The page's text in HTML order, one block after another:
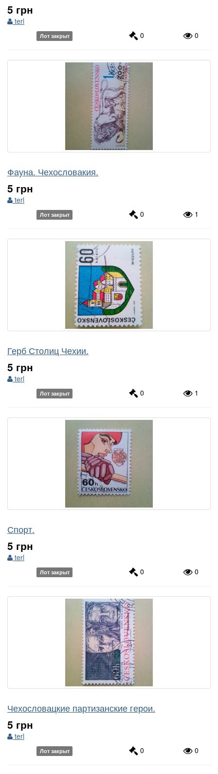
5 грн
terl
Лот закрыт 0 0
Фауна. Чехословакия.
5 грн
terl
Лот закрыт 0 1
Герб Столиц Чехии.
5 грн
terl
Лот закрыт 0 1
Спорт.
5 грн
terl
Лот закрыт 0 0
Чехословацкие партизанские герои.
5 грн
terl
Лот закрыт 0 0